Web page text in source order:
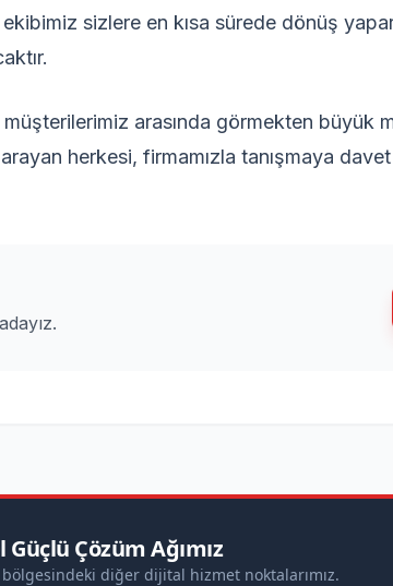
sizlere en kısa sürede dönüş
arasında görmekten büyük
herkesi, firmamızla tanışmaya
Güçlü Çözüm Ağımız
diğer dijital hizmet noktalarımız.